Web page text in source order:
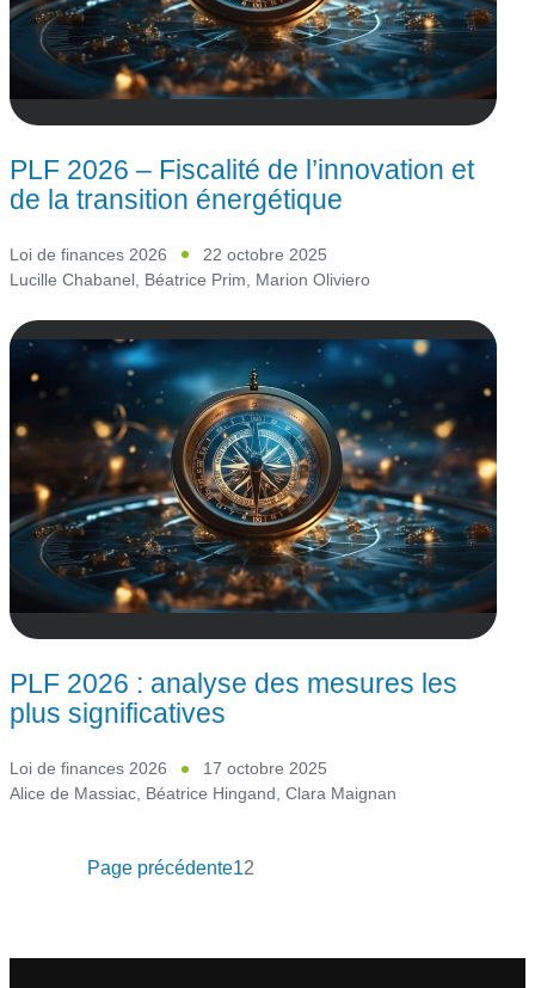
PLF 2026 – Fiscalité de l’innovation et
de la transition énergétique
Loi de finances 2026
22 octobre 2025
Lucille Chabanel Béatrice Prim Marion Oliviero
PLF 2026 : analyse des mesures les
plus significatives
Loi de finances 2026
17 octobre 2025
Alice de Massiac, Béatrice Hingand, Clara Maignan
Page précédente12